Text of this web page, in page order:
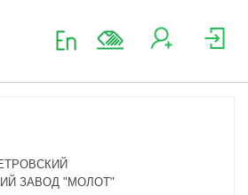
ЗАВОД "МОЛОТ"